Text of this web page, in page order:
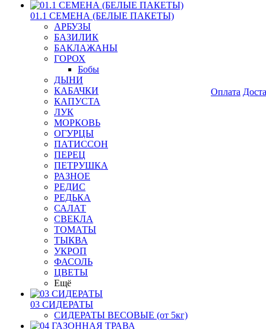
01.1 СЕМЕНА (БЕЛЫЕ ПАКЕТЫ)
АРБУЗЫ
БАЗИЛИК
БАКЛАЖАНЫ
ГОРОХ
Бобы
ДЫНИ
КАБАЧКИ
КАПУСТА
ЛУК
МОРКОВЬ
ОГУРЦЫ
ПАТИССОН
ПЕРЕЦ
ПЕТРУШКА
РАЗНОЕ
РЕДИС
РЕДЬКА
САЛАТ
СВЕКЛА
ТОМАТЫ
ТЫКВА
УКРОП
ФАСОЛЬ
ЦВЕТЫ
Ещё
03 СИДЕРАТЫ
СИДЕРАТЫ ВЕСОВЫЕ (от 5кг)
Оплата